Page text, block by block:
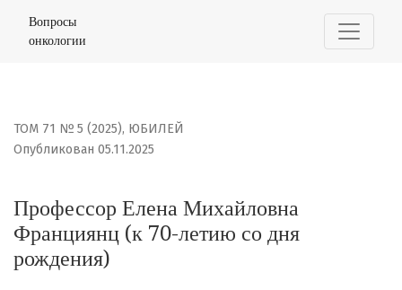
Профессор Елена Михайловна Франциянц (к 70-
Вопросы
онкологии
ТОМ 71 № 5 (2025), ЮБИЛЕЙ
Профессор Елена Михайловна
Франциянц (к 70-летию со дня
рождения)
Опубликован 05.11.2025